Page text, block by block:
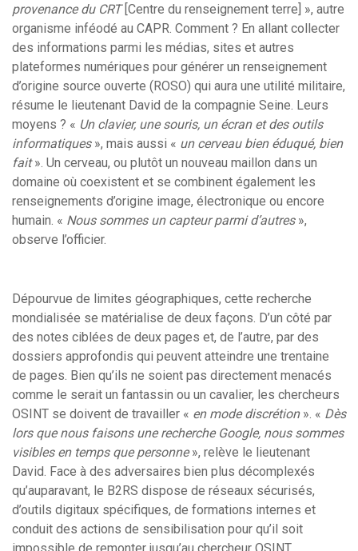
provenance du CRT[Centre du renseignement terre] », autre
organisme inféodé au CAPR. Comment ? En allant collecter
des informations parmi les médias, sites et autres
plateformes numériques pour générer un renseignement
d’origine source ouverte (ROSO) qui aura une utilité militaire,
résume le lieutenant David de la compagnie Seine. Leurs
moyens ? « Un clavier, une souris, un écran et des outils
informatiques», mais aussi « un cerveau bien éduqué, bien
fait». Un cerveau, ou plutôt un nouveau maillon dans un
domaine où coexistent et se combinent également les
renseignements d’origine image, électronique ou encore
humain. « Nous sommes un capteur parmi d’autres»,
observe l’officier.
Dépourvue de limites géographiques, cette recherche
mondialisée se matérialise de deux façons. D’un côté par
des notes ciblées de deux pages et, de l’autre, par des
dossiers approfondis qui peuvent atteindre une trentaine
de pages. Bien qu’ils ne soient pas directement menacés
comme le serait un fantassin ou un cavalier, les chercheurs
OSINT se doivent de travailler « en mode discrétion». « Dès
lors que nous faisons une recherche Google, nous sommes
visibles en temps que personne», relève le lieutenant
David. Face à des adversaires bien plus décomplexés
qu’auparavant, le B2RS dispose de réseaux sécurisés,
d’outils digitaux spécifiques, de formations internes et
conduit des actions de sensibilisation pour qu’il soit